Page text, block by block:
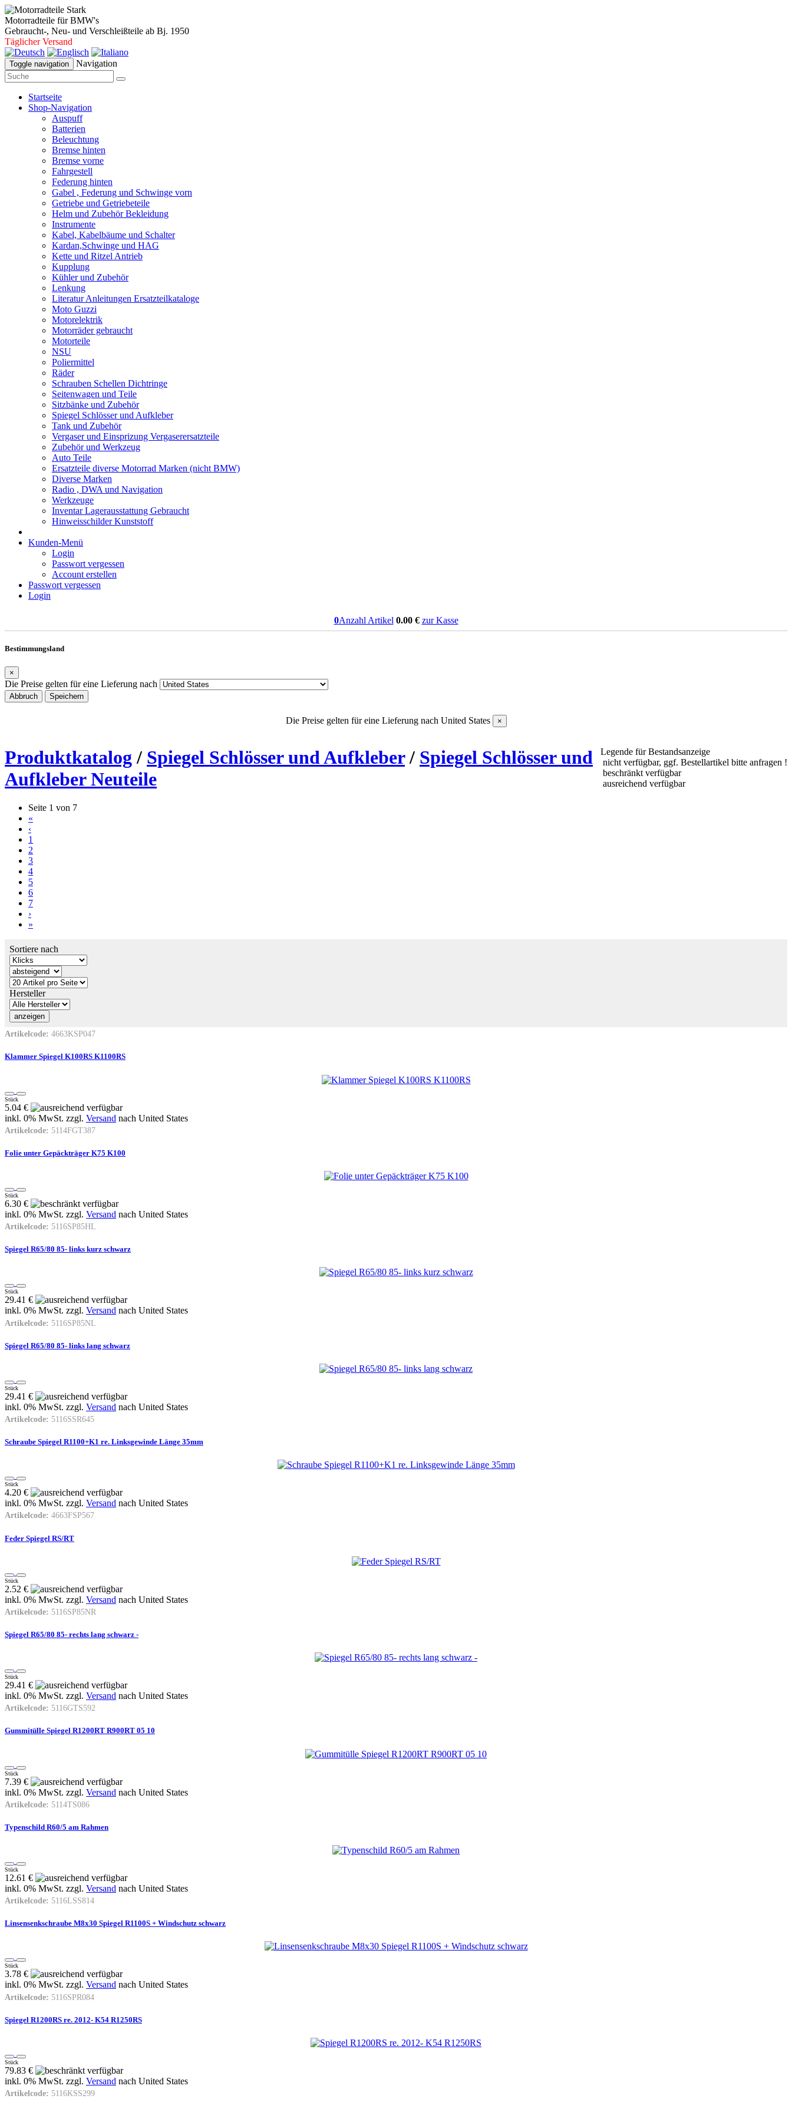
Motorradteile für BMW's
Gebraucht-, Neu- und Verschleißteile ab Bj. 1950
Täglicher Versand
Toggle navigation Navigation
Startseite
Shop-Navigation
Auspuff
Batterien
Beleuchtung
Bremse hinten
Bremse vorne
Fahrgestell
Federung hinten
Gabel , Federung und Schwinge vorn
Getriebe und Getriebeteile
Helm und Zubehör Bekleidung
Instrumente
Kabel, Kabelbäume und Schalter
Kardan,Schwinge und HAG
Kette und Ritzel Antrieb
Kupplung
Kühler und Zubehör
Lenkung
Literatur Anleitungen Ersatzteilkataloge
Moto Guzzi
Motorelektrik
Motorräder gebraucht
Motorteile
NSU
Poliermittel
Räder
Schrauben Schellen Dichtringe
Seitenwagen und Teile
Sitzbänke und Zubehör
Spiegel Schlösser und Aufkleber
Tank und Zubehör
Vergaser und Einsprizung Vergaserersatzteile
Zubehör und Werkzeug
Auto Teile
Ersatzteile diverse Motorrad Marken (nicht BMW)
Diverse Marken
Radio , DWA und Navigation
Werkzeuge
Inventar Lagerausstattung Gebraucht
Hinweisschilder Kunststoff
Kunden-Menü
Login
Passwort vergessen
Account erstellen
Passwort vergessen
Login
0Anzahl Artikel 0.00€ zur Kasse
Bestimmungsland
×
Die Preise gelten für eine Lieferung nach
Abbruch Speichern
Die Preise gelten für eine Lieferung nach United States ×
Legende für Bestandsanzeige
nicht verfügbar, ggf. Bestellartikel bitte anfragen !
beschränkt verfügbar
ausreichend verfügbar
Produktkatalog / Spiegel Schlösser und Aufkleber/ Spiegel Schlösser und
Aufkleber Neuteile
Seite 1 von 7
«
‹
1
2
3
4
5
6
7
›
»
Sortiere nach
Hersteller
Artikelcode: 4663KSP047
Klammer Spiegel K100RS K1100RS
Stück
5.04 €
inkl. 0% MwSt. zzgl. Versand nach United States
Artikelcode: 5114FGT387
Folie unter Gepäckträger K75 K100
Stück
6.30 €
inkl. 0% MwSt. zzgl. Versand nach United States
Artikelcode: 5116SP85HL
Spiegel R65/80 85- links kurz schwarz
Stück
29.41 €
inkl. 0% MwSt. zzgl. Versand nach United States
Artikelcode: 5116SP85NL
Spiegel R65/80 85- links lang schwarz
Stück
29.41 €
inkl. 0% MwSt. zzgl. Versand nach United States
Artikelcode: 5116SSR645
Schraube Spiegel R1100+K1 re. Linksgewinde Länge 35mm
Stück
4.20 €
inkl. 0% MwSt. zzgl. Versand nach United States
Artikelcode: 4663FSP567
Feder Spiegel RS/RT
Stück
2.52 €
inkl. 0% MwSt. zzgl. Versand nach United States
Artikelcode: 5116SP85NR
Spiegel R65/80 85- rechts lang schwarz -
Stück
29.41 €
inkl. 0% MwSt. zzgl. Versand nach United States
Artikelcode: 5116GTS592
Gummitülle Spiegel R1200RT R900RT 05 10
Stück
7.39 €
inkl. 0% MwSt. zzgl. Versand nach United States
Artikelcode: 5114TS086
Typenschild R60/5 am Rahmen
Stück
12.61 €
inkl. 0% MwSt. zzgl. Versand nach United States
Artikelcode: 5116LSS814
Linsensenkschraube M8x30 Spiegel R1100S + Windschutz schwarz
Stück
3.78 €
inkl. 0% MwSt. zzgl. Versand nach United States
Artikelcode: 5116SPR084
Spiegel R1200RS re. 2012- K54 R1250RS
Stück
79.83 €
inkl. 0% MwSt. zzgl. Versand nach United States
Artikelcode: 5116KSS299